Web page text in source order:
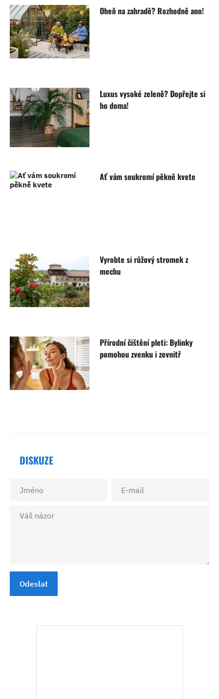
Oheň na zahradě? Rozhodně ano!
Luxus vysoké zeleně? Dopřejte si
ho doma!
Ať vám soukromí pěkně kvete
Vyrobte si růžový stromek z
mechu
Přírodní čištění pleti: Bylinky
pomohou zvenku i zevnitř
DISKUZE
Odeslat